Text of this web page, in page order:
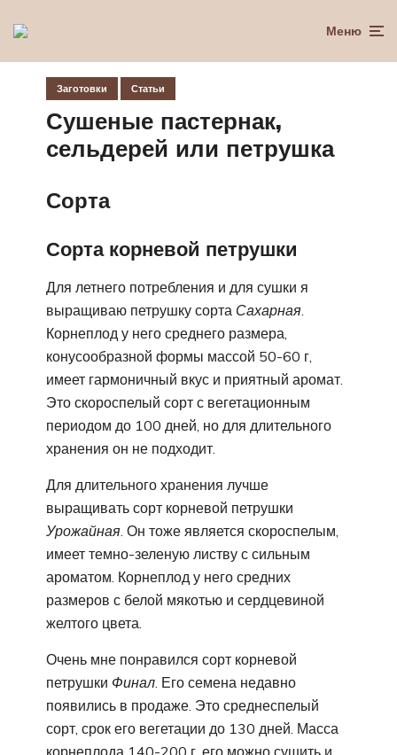
Меню
Заготовки Статьи
Сушеные пастернак,
сельдерей или петрушка
Сорта
Сорта корневой петрушки
Для летнего потребления и для сушки я
выращиваю петрушку сорта Сахарная.
Корнеплод у него среднего размера,
конусообразной формы массой 50-60 г,
имеет гармоничный вкус и приятный аромат.
Это скороспелый сорт с вегетационным
периодом до 100 дней, но для длительного
хранения он не подходит.
Для длительного хранения лучше
выращивать сорт корневой петрушки
Урожайная. Он тоже является скороспелым,
имеет темно-зеленую листву с сильным
ароматом. Корнеплод у него средних
размеров с белой мякотью и сердцевиной
желтого цвета.
Очень мне понравился сорт корневой
петрушки Финал. Его семена недавно
появились в продаже. Это среднеспелый
сорт, срок его вегетации до 130 дней. Масса